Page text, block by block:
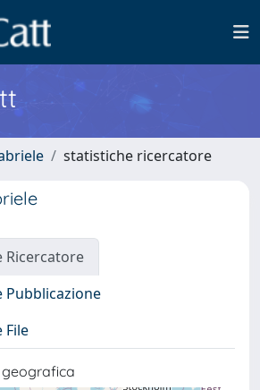
statistiche ricercatore
Ricercatore
Pubblicazione
File
geografica